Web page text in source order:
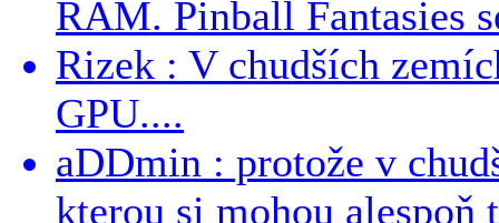
RAM. Pinball Fantasies
Rizek : V chudších
GPU....
aDDmin : protože v
kterou si mohou alespoň